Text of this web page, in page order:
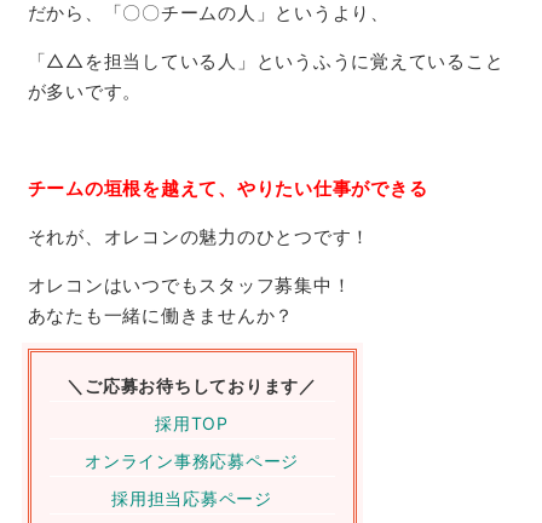
だから、「〇〇チームの人」というより、
「△△を担当している人」というふうに覚えていること
が多いです。
チームの垣根を越えて、やりたい仕事ができる
それが、オレコンの魅力のひとつです！
オレコンはいつでもスタッフ募集中！
あなたも一緒に働きませんか？
＼ご応募お待ちしております／
採用TOP
オンライン事務応募ページ
採用担当応募ページ